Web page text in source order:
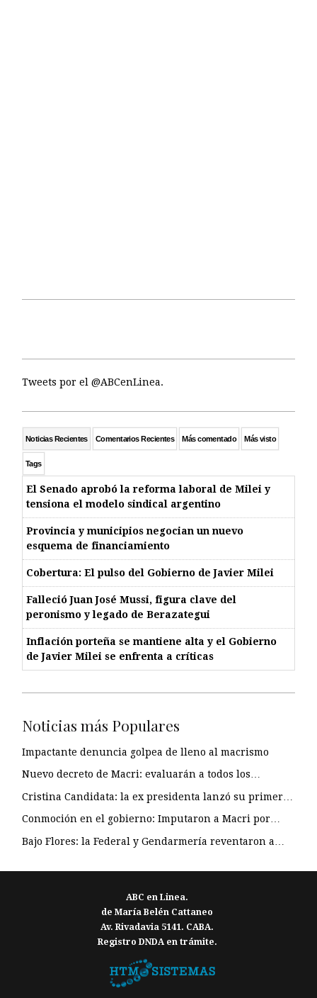
Tweets por el @ABCenLinea.
Noticias Recientes Comentarios Recientes Más comentado Más visto
Tags
El Senado aprobó la reforma laboral de Milei y
tensiona el modelo sindical argentino
Provincia y municipios negocian un nuevo
esquema de financiamiento
Cobertura: El pulso del Gobierno de Javier Milei
Falleció Juan José Mussi, figura clave del
peronismo y legado de Berazategui
Inflación porteña se mantiene alta y el Gobierno
de Javier Milei se enfrenta a críticas
Noticias más Populares
Impactante denuncia golpea de lleno al macrismo
Nuevo decreto de Macri: evaluarán a todos los…
Cristina Candidata: la ex presidenta lanzó su primer…
Conmoción en el gobierno: Imputaron a Macri por…
Bajo Flores: la Federal y Gendarmería reventaron a…
ABC en Linea.
de María Belén Cattaneo
Av. Rivadavia 5141. CABA.
Registro DNDA en trámite.